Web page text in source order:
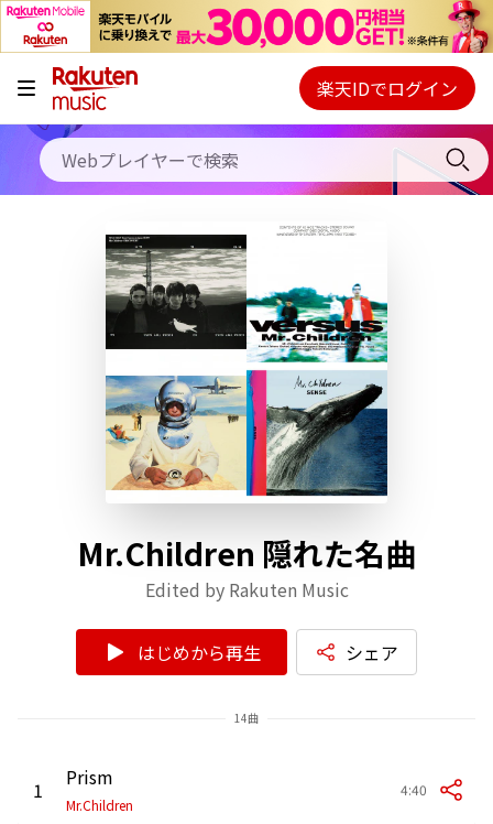
キャンペーン
料金プラン
使い方
初回30日間無料お試し
Webプレイヤー
ご契約内容の確認・変更
楽天IDでログイン
Mr.Children 隠れた名曲
Edited by Rakuten Music
はじめから再生 シェア
14曲
1 Prism
Mr.Children
4:40